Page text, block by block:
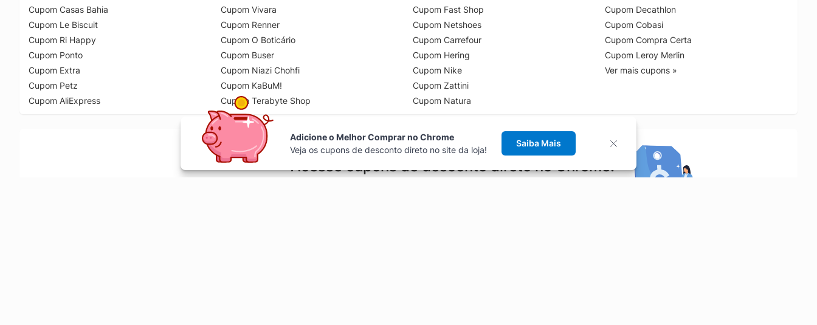
Cupom Casas Bahia
Cupom Le Biscuit
Cupom Ri Happy
Cupom Ponto
Cupom Extra
Cupom Petz
Cupom AliExpress
Cupom Vivara
Cupom Renner
Cupom O Boticário
Cupom Buser
Cupom Niazi Chohfi
Cupom KaBuM!
Cupom Terabyte Shop
Cupom Fast Shop
Cupom Netshoes
Cupom Carrefour
Cupom Hering
Cupom Nike
Cupom Zattini
Cupom Natura
Cupom Decathlon
Cupom Cobasi
Cupom Compra Certa
Cupom Leroy Merlin
Ver mais cupons »
Acesse cupons de desconto direto no Chrome!
Adicione o Melhor Comprar no Chrome
Veja os cupons de desconto direto no site da loja!
Saiba Mais